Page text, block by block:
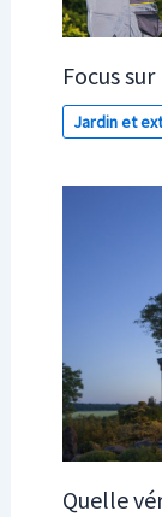
Focus
Jardin et
Quelle